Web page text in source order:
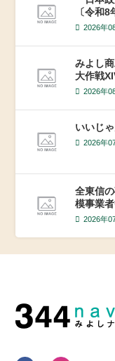
〔令和8
2026年
みよし
大作戦
2026年
いいじ
2026年
全東信
模事業
2026年